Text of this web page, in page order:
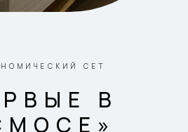
СЕТ
В